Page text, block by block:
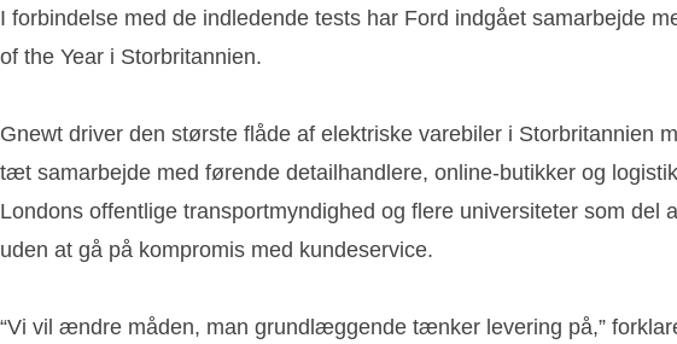
I forbindelse med de indledende tests har Ford indgået samarbejde
of the Year i Storbritannien.
Gnewt driver den største flåde af elektriske varebiler i
tæt samarbejde med førende detailhandlere, online-butikker og
Londons offentlige transportmyndighed og flere universiteter som
uden at gå på kompromis med kundeservice.
“Vi vil ændre måden, man grundlæggende tænker levering på,”